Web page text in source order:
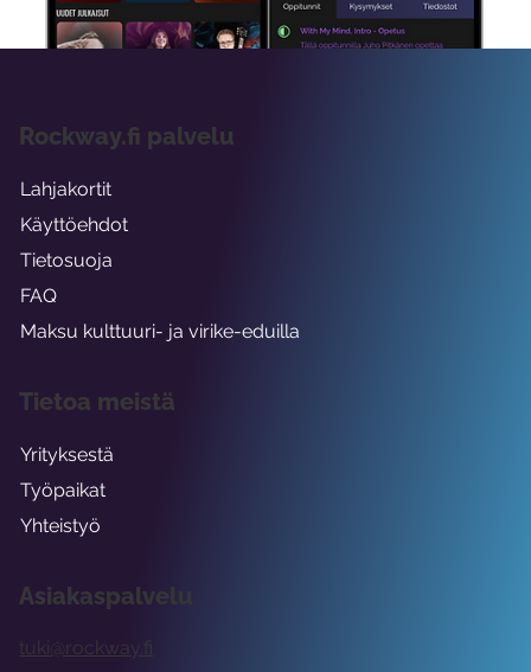
Asiakaspalvelu
tuki@rockway.fi
Rockway.fi palvelu
Lahjakortit
Käyttöehdot
Tietosuoja
FAQ
Maksu kulttuuri- ja virike-eduilla
Tietoa meistä
Yrityksestä
Työpaikat
Yhteistyö